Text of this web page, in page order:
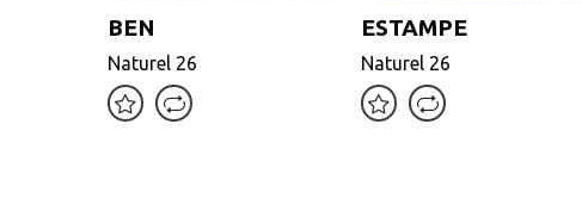
BEN
Naturel 26
Motifs tissés (Jacquard)
BEN
Naturel 26
ESTAMPE
Naturel 26
Motifs tissés (Jacquard)
ESTAMPE
Naturel 26